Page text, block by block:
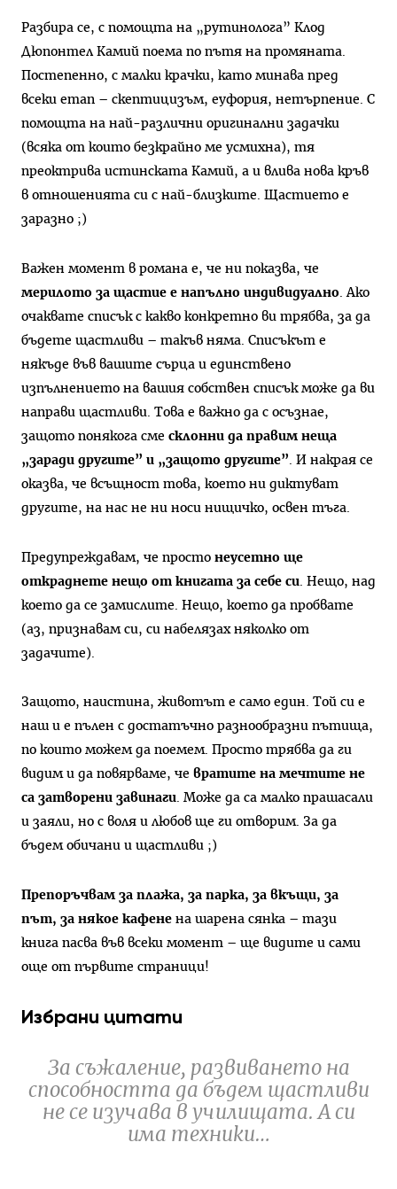
Разбира се, с помощта на „рутинолога” Клод
Дюпонтел Камий поема по пътя на промяната.
Постепенно, с малки крачки, като минава пред
всеки етап – скептицизъм, еуфория, нетърпение. С
помощта на най-различни оригинални задачки
(всяка от които безкрайно ме усмихна), тя
преоктрива истинската Камий, а и влива нова кръв
в отношенията си с най-близките. Щастието е
заразно ;)
Важен момент в романа е, че ни показва, че
мерилото за щастие е напълно индивидуално . Ако
очаквате списък с какво конкретно ви трябва, за да
бъдете щастливи – такъв няма. Списъкът е
някъде във вашите сърца и единствено
изпълнението на вашия собствен списък може да ви
направи щастливи. Това е важно да с осъзнае,
защото понякога сме склонни да правим неща
„заради другите” и „защото другите” . И накрая се
оказва, че всъщност това, което ни диктуват
другите, на нас не ни носи нищичко, освен тъга.
Предупреждавам, че просто неусетно ще
откраднете нещо от книгата за себе си . Нещо, над
което да се замислите. Нещо, което да пробвате
(аз, признавам си, си набелязах няколко от
задачите).
Защото, наистина, животът е само един. Той си е
наш и е пълен с достатъчно разнообразни пътища,
по които можем да поемем. Просто трябва да ги
видим и да повярваме, че вратите на мечтите не
са затворени завинаги. Може да са малко прашасали
и заяли, но с воля и любов ще ги отворим. За да
бъдем обичани и щастливи ;)
Препоръчвам за плажа, за парка, за вкъщи, за
път, за някое кафене на шарена сянка – тази
книга пасва във всеки момент – ще видите и сами
още от първите страници!
Избрани цитати
За съжаление, развиването на
способността да бъдем щастливи
не се изучава в училищата. А си
има техники…